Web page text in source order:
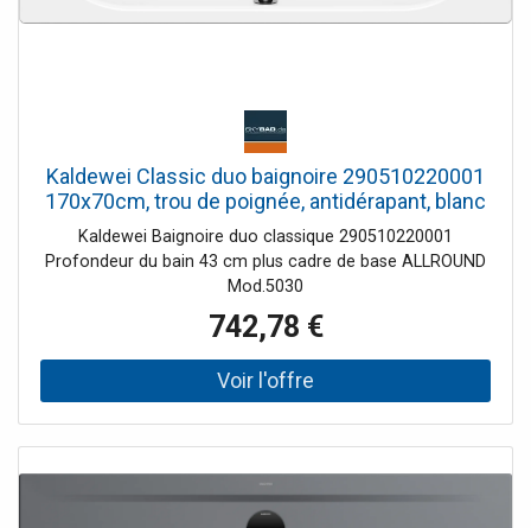
Kaldewei Classic duo baignoire 290510220001
170x70cm, trou de poignée, antidérapant, blanc
Kaldewei Baignoire duo classique 290510220001
Profondeur du bain 43 cm plus cadre de base ALLROUND
Mod.5030
742,78 €